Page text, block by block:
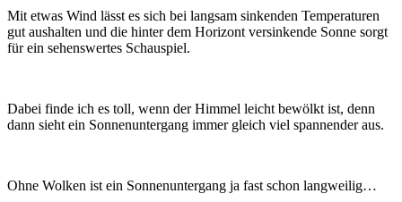
Mit etwas Wind lässt es sich bei langsam sinkenden Temperaturen
gut aushalten und die hinter dem Horizont versinkende Sonne sorgt
für ein sehenswertes Schauspiel.
Dabei finde ich es toll, wenn der Himmel leicht bewölkt ist, denn
dann sieht ein Sonnenuntergang immer gleich viel spannender aus.
Ohne Wolken ist ein Sonnenuntergang ja fast schon langweilig…